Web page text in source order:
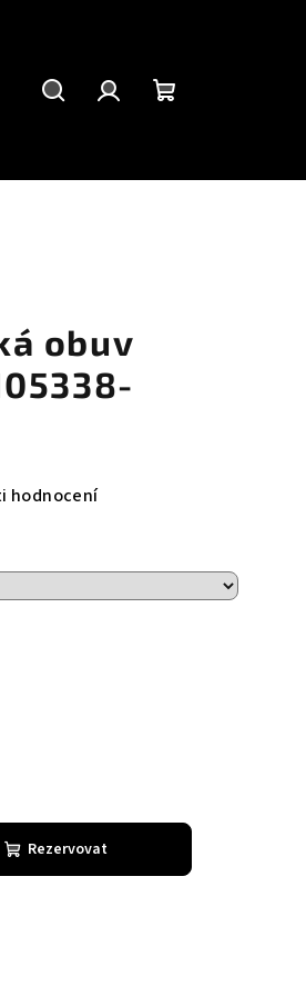
košík
obuv
hodnocení
Rezervovat